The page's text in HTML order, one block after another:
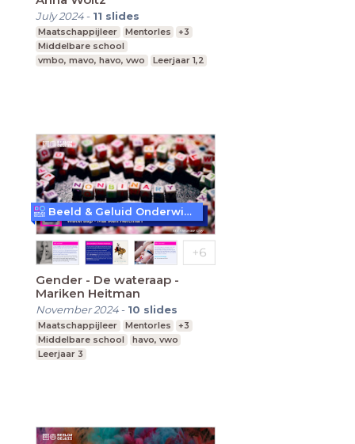
July 2024- 11 slides
Maatschappijleer Mentorles
+3
Middelbare school
vmbo, mavo, havo, vwo
Leerjaar 1,2
Gender - De wateraap -
Mariken Heitman
November 2024- 10 slides
Maatschappijleer Mentorles
+3
Middelbare school
havo, vwo
Leerjaar 3
Beeld & Geluid Onderwijs